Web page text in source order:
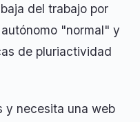
del trabajo por
"normal" y
de pluriactividad
y necesita una web